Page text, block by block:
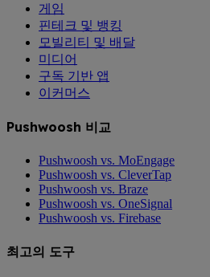
게임
핀테크 및 뱅킹
모빌리티 및 배달
미디어
구독 기반 앱
이커머스
Pushwoosh 비교
Pushwoosh vs. MoEngage
Pushwoosh vs. CleverTap
Pushwoosh vs. Braze
Pushwoosh vs. OneSignal
Pushwoosh vs. Firebase
최고의 도구